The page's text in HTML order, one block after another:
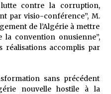
contre la corruption,
par visio-conférence”, M.
de l’Algérie à mettre
la convention onusienne”,
réalisations accomplis par
sans précédent
nouvelle hostile à la